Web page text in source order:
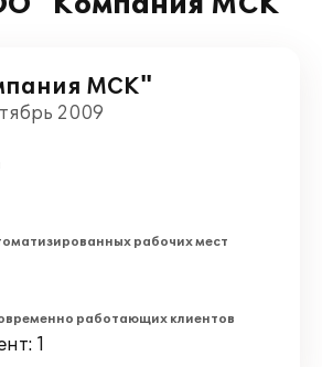
МСК"
2009
рабочих мест
работающих клиентов
1